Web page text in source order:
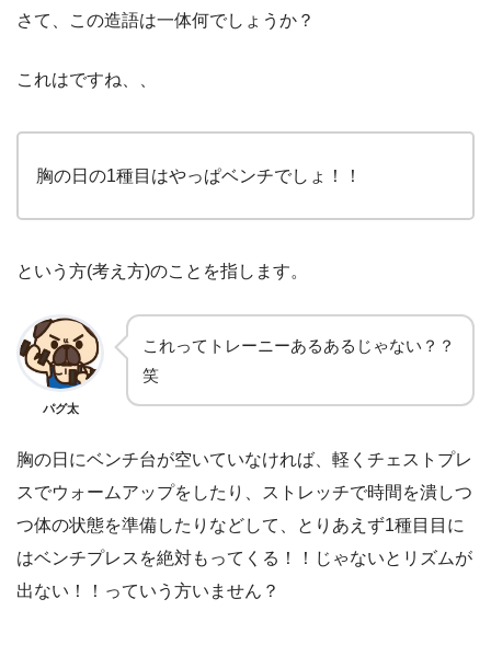
さて、この造語は一体何でしょうか？
これはですね、、
胸の日の1種目はやっぱベンチでしょ！！
という方(考え方)のことを指します。
パグ太
これってトレーニーあるあるじゃない？？
笑
胸の日にベンチ台が空いていなければ、軽くチェストプレ
スでウォームアップをしたり、ストレッチで時間を潰しつ
つ体の状態を準備したりなどして、とりあえず1種目目に
はベンチプレスを絶対もってくる！！じゃないとリズムが
出ない！！っていう方いません？